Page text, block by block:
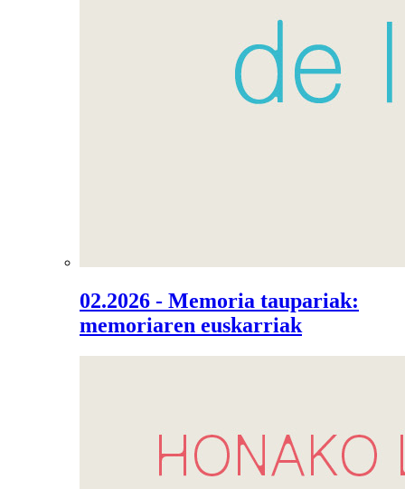
02.2026 - Memoria taupariak:
memoriaren euskarriak